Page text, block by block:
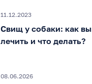
11.12.2023
Свищ у собаки: как
лечить и что делать?
08.06.2026